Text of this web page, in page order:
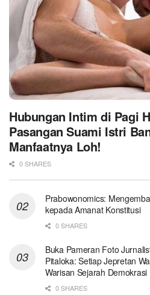
Hubungan Intim di Pagi
Pasangan Suami Istri
Manfaatnya Loh!
0 SHARES
Prabowonomics:
kepada Amanat Konstitusi
0 SHARES
Buka Pameran Foto
Pitaloka: Setiap Jepretan
Warisan Sejarah Demokrasi
0 SHARES